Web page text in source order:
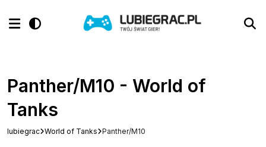
Panther/M10 - World of
Tanks
lubiegrac World of Tanks Panther/M10